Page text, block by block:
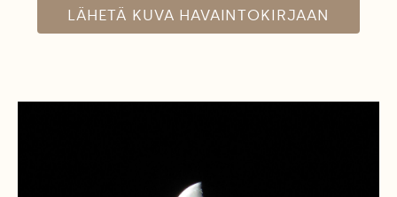
LÄHETÄ KUVA HAVAINTOKIRJAAN